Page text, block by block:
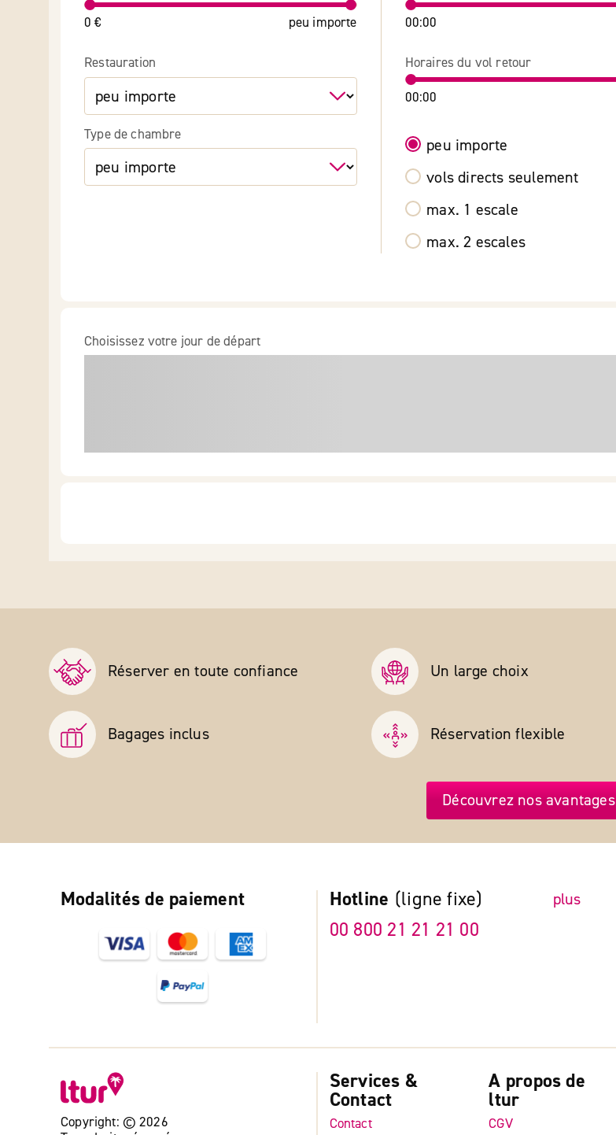
0 € peu importe
Restauration
Type de chambre
00:00
Horaires du vol retour
00:00
peu importe
vols directs seulement
max. 1 escale
max. 2 escales
Choisissez votre jour de départ
Réserver en toute confiance Un large choix
Bagages inclus Réservation flexible
Découvrez nos avantages
Modalités de paiement Hotline (ligne fixe) plus
00 800 21 21 21 00
Copyright: © 2026
Services &
Contact
Contact
A propos de
ltur
CGV